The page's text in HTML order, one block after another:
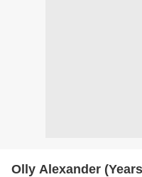
Olly Alexander